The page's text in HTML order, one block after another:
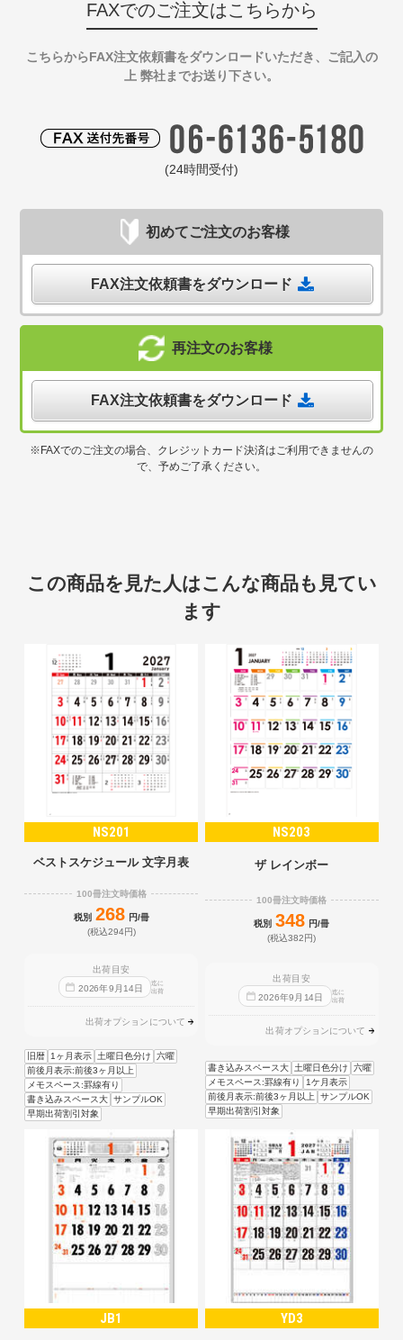
FAXでのご注文はこちらから
こちらからFAX注文依頼書をダウンロードいただき、ご記入の
上 弊社までお送り下さい。
(24時間受付)
初めてご注文のお客様
FAX注文依頼書をダウンロード
再注文のお客様
FAX注文依頼書をダウンロード
※FAXでのご注文の場合、クレジットカード決済はご利用できませんの
で、予めご了承ください。
この商品を見た人はこんな商品も見てい
ます
NS201
ベストスケジュール 文字月表
100冊注文時価格
税別 268 円/冊
(税込294円)
出荷目安
2026年9 月 14日
迄に
出荷
出荷オプションについて
旧暦 1ヶ月表示 土曜日色分け
六曜
前後月表示:前後3ヶ月以上
メモスペース:罫線有り
書き込みスペース大 サンプルOK
早期出荷割引対象
NS203
ザ レインボー
100冊注文時価格
税別 348 円/冊
(税込382円)
出荷目安
2026年9 月 14日
迄に
出荷
出荷オプションについて
書き込みスペース大 土曜日色分け
六曜
メモスペース:罫線有り
1ケ月表示
前後月表示:前後3ヶ月以上
サンプルOK
早期出荷割引対象
JB1 YD3